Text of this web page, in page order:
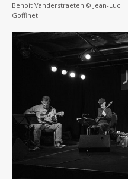
Benoit Vanderstraeten © Jean-Luc
Goffinet